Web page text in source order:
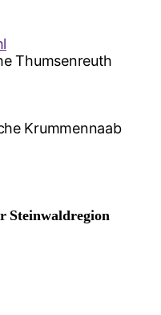
Thumsenreuth
Krummennaab
Steinwaldregion